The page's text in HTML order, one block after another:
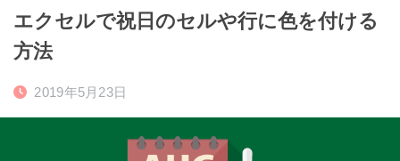
エクセルで祝日のセルや行に色を付ける
方法
2019年5月23日